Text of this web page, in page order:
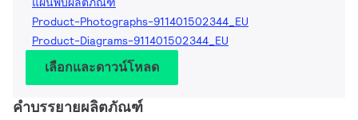
Product-Photographs-911401502344_EU
Product-Diagrams-911401502344_EU
เลือกและดาวน์โหลด
คำบรรยายผลิตภัณฑ์